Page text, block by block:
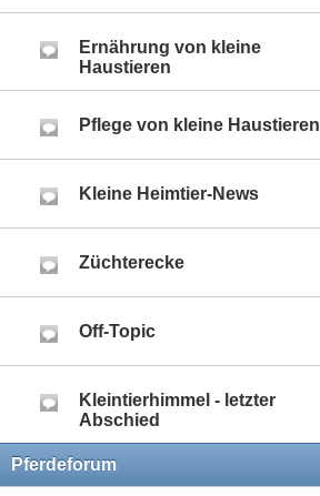
Ernährung von kleine
Haustieren
Pflege von kleine Haustieren
Kleine Heimtier-News
Züchterecke
Off-Topic
Kleintierhimmel - letzter
Abschied
Pferdeforum